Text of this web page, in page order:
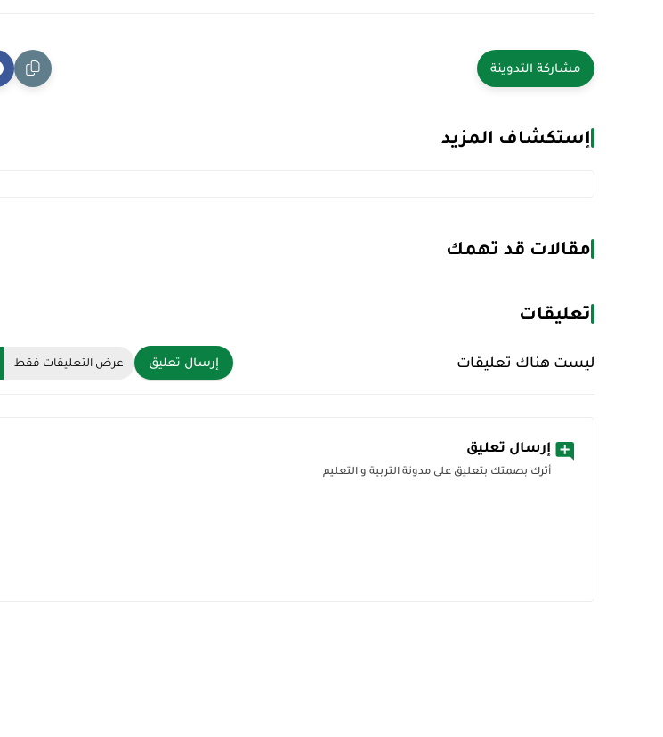
إستكشاف المزيد
مقالات قد تهمك
تعليقات
ليست هناك تعليقات إرسال تعليق عرض التعليقات فقط
إرسال تعليق
أترك بصمتك بتعليق على مدونة التربية و التعليم